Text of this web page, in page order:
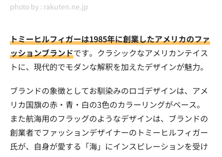
photo by : rakuten.ne.jp
トミーヒルフィガーは1985年に創業したアメリカのファ
ッションブランドです。クラシックなアメリカンテイス
トに、現代的でモダンな解釈を加えたデザインが魅力。
ブランドの象徴としてお馴染みのロゴデザインは、アメ
リカ国旗の赤・青・白の3色のカラーリングがベース。
また航海用のフラッグのようなデザインは、ブランドの
創業者でファッションデザイナーのトミーヒルフィガー
氏が、自身が愛する「海」にインスピレーションを受け